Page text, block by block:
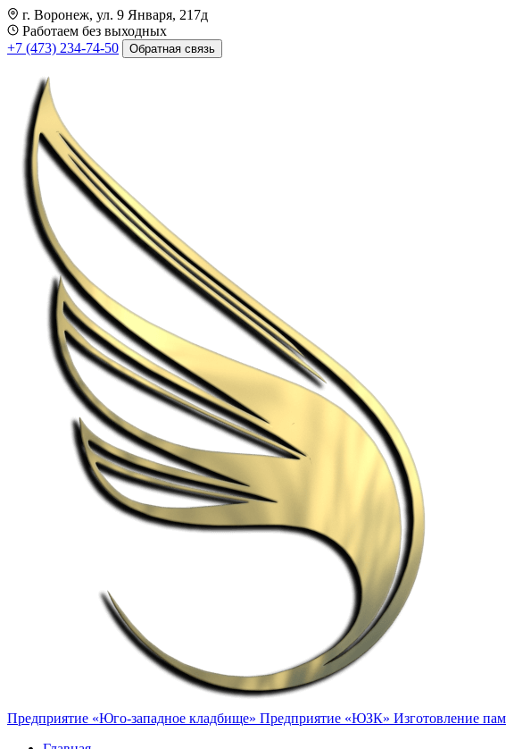
г. Воронеж, ул. 9 Января, 217д
Работаем без выходных
+7 (473) 234-74-50
Обратная связь
Предприятие «Юго-западное кладбище» Предприятие «ЮЗК» Изготовление